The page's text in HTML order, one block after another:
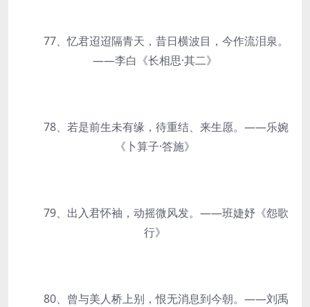
77、忆君迢迢隔青天，昔日横波目，今作流泪泉。
——李白《长相思·其二》
78、若是前生未有缘，待重结、来生愿。——乐婉
《卜算子·答施》
79、出入君怀袖，动摇微风发。——班婕妤《怨歌
行》
80、曾与美人桥上别，恨无消息到今朝。——刘禹